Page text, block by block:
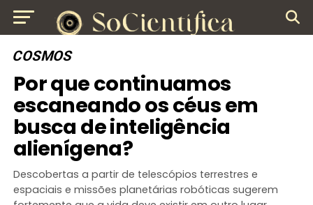
COSMOS
Por que continuamos
escaneando os céus em
busca de inteligência
alienígena?
Descobertas a partir de telescópios terrestres e
espaciais e missões planetárias robóticas sugerem